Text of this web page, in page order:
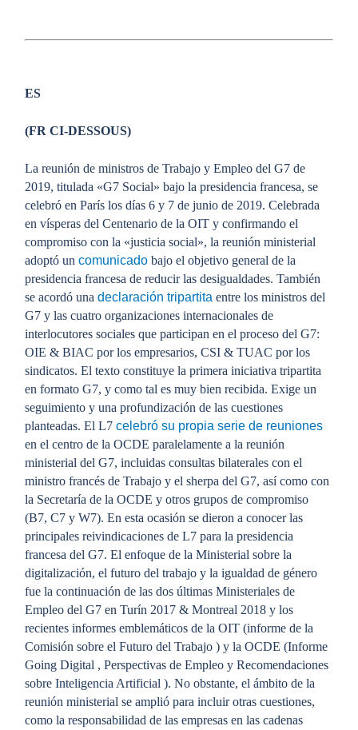
ES
(FR CI-DESSOUS)
La reunión de ministros de Trabajo y Empleo del G7 de
2019, titulada «G7 Social» bajo la presidencia francesa, se
celebró en París los días 6 y 7 de junio de 2019. Celebrada
en vísperas del Centenario de la OIT y confirmando el
compromiso con la «justicia social», la reunión ministerial
adoptó uncomunicado bajo el objetivo general de la
presidencia francesa de reducir las desigualdades. También
se acordó unadeclaración tripartita entre los ministros del
G7 y las cuatro organizaciones internacionales de
interlocutores sociales que participan en el proceso del G7:
OIE & BIAC por los empresarios, CSI & TUAC por los
sindicatos. El texto constituye la primera iniciativa tripartita
en formato G7, y como tal es muy bien recibida. Exige un
seguimiento y una profundización de las cuestiones
planteadas. El L7celebró su propia serie de reuniones
en el centro de la OCDE paralelamente a la reunión
ministerial del G7, incluidas consultas bilaterales con el
ministro francés de Trabajo y el sherpa del G7, así como con
la Secretaría de la OCDE y otros grupos de compromiso
(B7, C7 y W7). En esta ocasión se dieron a conocer las
principales reivindicaciones de L7 para la presidencia
francesa del G7. El enfoque de la Ministerial sobre la
digitalización, el futuro del trabajo y la igualdad de género
fue la continuación de las dos últimas Ministeriales de
Empleo del G7 en Turín 2017 & Montreal 2018 y los
recientes informes emblemáticos de la OIT (informe de la
Comisión sobre el Futuro del Trabajo ) y la OCDE (Informe
Going Digital , Perspectivas de Empleo y Recomendaciones
sobre Inteligencia Artificial ). No obstante, el ámbito de la
reunión ministerial se amplió para incluir otras cuestiones,
como la responsabilidad de las empresas en las cadenas